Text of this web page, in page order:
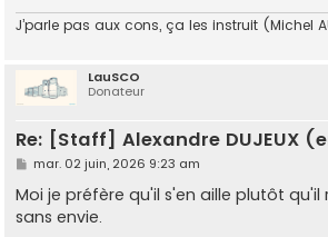
J’parle pas aux cons, ça les instruit (Michel
LauSCO
Donateur
Re: [Staff] Alexandre DUJEUX
M
s
s
a
mar. 02 juin, 2026 9:23 am
Moi je préfère qu'il s'en aille plutôt
sans envie.